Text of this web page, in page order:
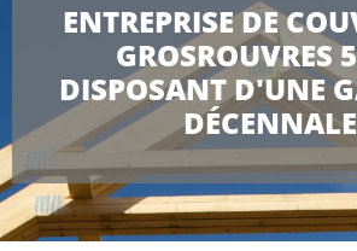
ENTREPRISE DE
GROSROUVRES
DISPOSANT D'UNE
DÉCENNALE